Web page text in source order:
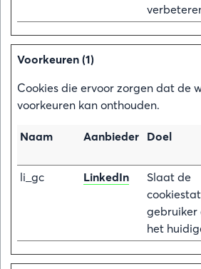
Voorkeuren (1)
Cookies die ervoor zorgen dat de
voorkeuren kan onthouden.
Naam Aanbieder Doel
li_gc
LinkedIn
Slaat de
gebruiker
het